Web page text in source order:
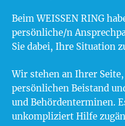
Beim WEISSEN RING
persönliche/n
Sie dabei, Ihre Situation
Wir stehen an Ihrer
persönlichen Beistand
und Behördenterminen.
unkompliziert Hilfe